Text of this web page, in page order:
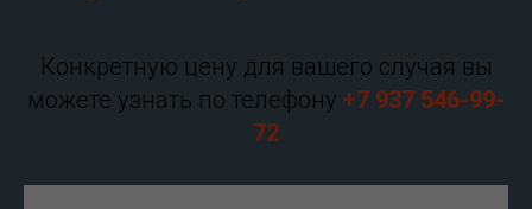
Конкретную цену для вашего случая вы
можете узнать по телефону +7 937 546-99-
72